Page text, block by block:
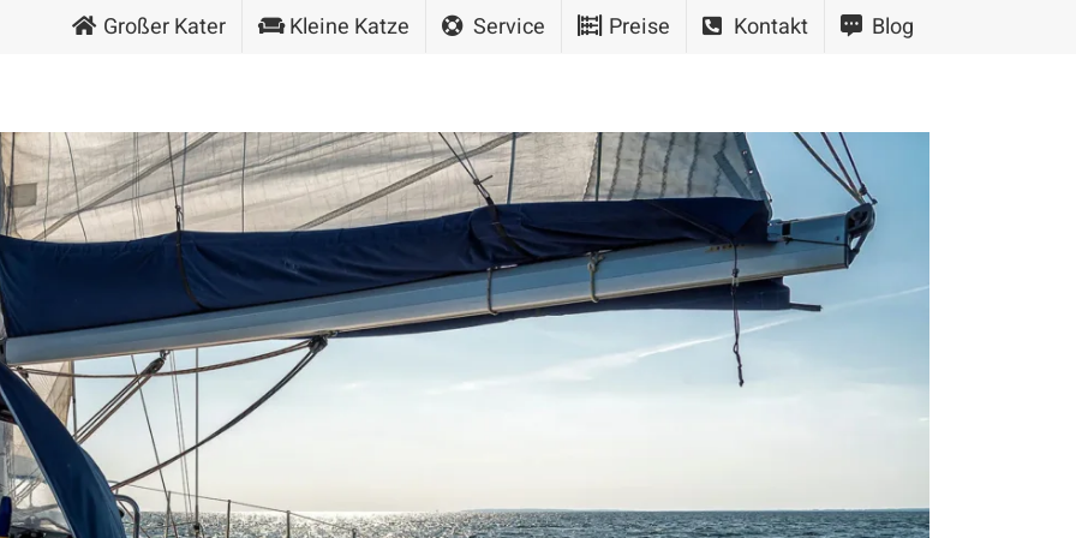
Großer Kater Kleine Katze Service Preise Kontakt Blog